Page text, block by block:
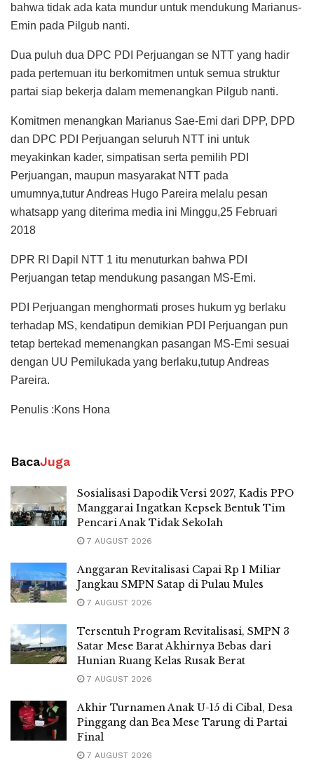
bahwa tidak ada kata mundur untuk mendukung Marianus-
Emin pada Pilgub nanti.
Dua puluh dua DPC PDI Perjuangan se NTT yang hadir
pada pertemuan itu berkomitmen untuk semua struktur
partai siap bekerja dalam memenangkan Pilgub nanti.
Komitmen menangkan Marianus Sae-Emi dari DPP, DPD
dan DPC PDI Perjuangan seluruh NTT ini untuk
meyakinkan kader, simpatisan serta pemilih PDI
Perjuangan, maupun masyarakat NTT pada
umumnya,tutur Andreas Hugo Pareira melalu pesan
whatsapp yang diterima media ini Minggu,25 Februari
2018
DPR RI Dapil NTT 1 itu menuturkan bahwa PDI
Perjuangan tetap mendukung pasangan MS-Emi.
PDI Perjuangan menghormati proses hukum yg berlaku
terhadap MS, kendatipun demikian PDI Perjuangan pun
tetap bertekad memenangkan pasangan MS-Emi sesuai
dengan UU Pemilukada yang berlaku,tutup Andreas
Pareira.
Penulis :Kons Hona
BacaJuga
Sosialisasi Dapodik Versi 2027, Kadis PPO
Manggarai Ingatkan Kepsek Bentuk Tim
Pencari Anak Tidak Sekolah
7 AUGUST 2026
Anggaran Revitalisasi Capai Rp 1 Miliar
Jangkau SMPN Satap di Pulau Mules
7 AUGUST 2026
Tersentuh Program Revitalisasi, SMPN 3
Satar Mese Barat Akhirnya Bebas dari
Hunian Ruang Kelas Rusak Berat
7 AUGUST 2026
Akhir Turnamen Anak U-15 di Cibal, Desa
Pinggang dan Bea Mese Tarung di Partai
Final
7 AUGUST 2026